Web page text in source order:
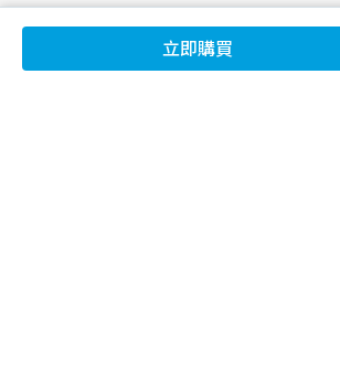
立即購買
合作申請